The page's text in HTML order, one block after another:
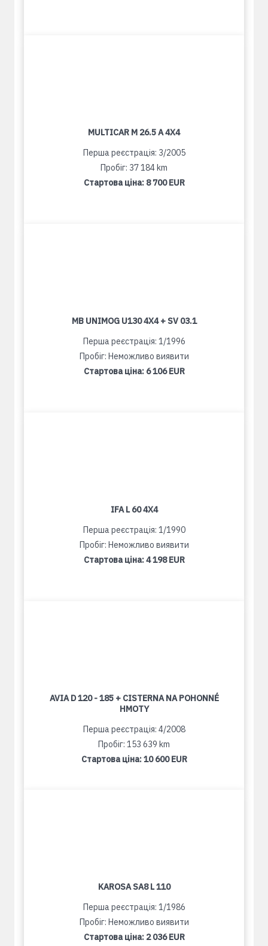
MULTICAR M 26.5 A 4X4
Перша реєстрація: 3/2005
Пробіг: 37 184 km
Стартова ціна: 8 700 EUR
MB UNIMOG U130 4X4 + SV 03.1
Перша реєстрація: 1/1996
Пробіг: Неможливо виявити
Стартова ціна: 6 106 EUR
IFA L 60 4X4
Перша реєстрація: 1/1990
Пробіг: Неможливо виявити
Стартова ціна:4 198 EUR
AVIA D 120 - 185 + CISTERNA NA POHONNÉ
HMOTY
Перша реєстрація: 4/2008
Пробіг: 153 639 km
Стартова ціна:10 600 EUR
KAROSA SA8 L 110
Перша реєстрація: 1/1986
Пробіг: Неможливо виявити
Стартова ціна: 2 036 EUR